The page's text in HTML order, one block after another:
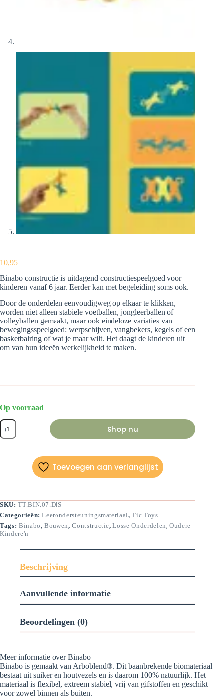
10,95
Binabo constructie is uitdagend constructiespeelgoed voor
kinderen vanaf 6 jaar. Eerder kan met begeleiding soms ook.
Door de onderdelen eenvoudigweg op elkaar te klikken,
worden niet alleen stabiele voetballen, jongleerballen of
volleyballen gemaakt, maar ook eindeloze variaties van
bewegingsspeelgoed: werpschijven, vangbekers, kegels of een
basketbalring of wat je maar wilt. Het daagt de kinderen uit
om van hun ideeën werkelijkheid te maken.
Op voorraad
Binabo
constructie
(24
Shop nu
Toevoegen aan verlanglijst
SKU:TT.BIN.07.DIS
Categorieën:Leerondersteuningsmateriaal,Tic Toys
Tags: Binabo,Bouwen,Contstructie,Losse Onderdelen,Oudere
Kindere'n
Beschrijving
Aanvullende informatie
Beoordelingen (0)
Meer informatie over Binabo
Binabo is gemaakt van Arboblend®. Dit baanbrekende biomateriaal
bestaat uit suiker en houtvezels en is daarom 100% natuurlijk. Het
materiaal is flexibel, extreem stabiel, vrij van gifstoffen en geschikt
voor zowel binnen als buiten.